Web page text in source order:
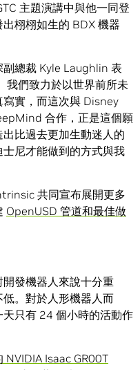
主題演講中與他一同登
栩栩如生的 BDX 機器
總裁 Kyle Laughlin 表
我們致力於以世界前所未
寫實，而這次與 Disney
合作，正是這個願
比過去更加生動迷人的
尼才能做到的方式與我
共同宣布展開更多
OpenUSD 管道和最佳做
發機器人來說十分重
。對於人形機器人而
只有 24 個小時的活動作
NVIDIA Isaac GR00T